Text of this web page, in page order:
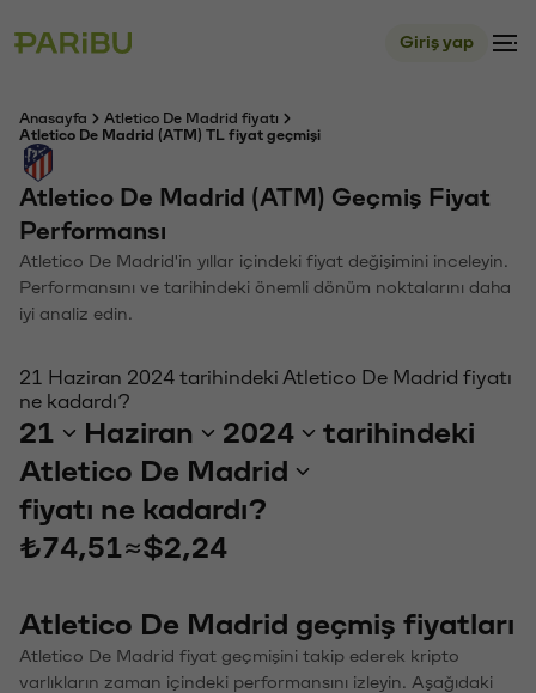
Giriş yap
Anasayfa
Atletico De Madrid fiyatı
Atletico De Madrid (ATM) TL fiyat geçmişi
Atletico De Madrid (ATM) Geçmiş Fiyat
Performansı
Atletico De Madrid'in yıllar içindeki fiyat değişimini inceleyin.
Performansını ve tarihindeki önemli dönüm noktalarını daha
iyi analiz edin.
21 Haziran 2024 tarihindeki Atletico De Madrid fiyatı
ne kadardı?
21 Haziran 2024
tarihindeki
Atletico De Madrid
fiyatı ne kadardı?
₺74,51≈$2,24
Atletico De Madrid geçmiş fiyatları
Atletico De Madrid fiyat geçmişini takip ederek kripto
varlıkların zaman içindeki performansını izleyin. Aşağıdaki